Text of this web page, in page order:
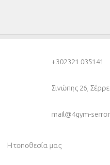
+302321 035141
Σινώπης 26,
mail@4gym-
Η τοποθεσία μας